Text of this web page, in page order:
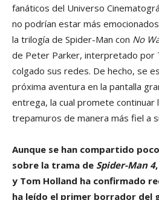
fanáticos del Universo
no podrían estar más
la trilogía de Spider-Man con No
de Peter Parker, interpretado por
colgado sus redes. De hecho, se
próxima aventura en la pantalla
entrega, la cual promete continuar
trepamuros de manera más fiel a
Aunque se han compartido
sobre la trama de Spider-Man 4
y Tom Holland ha confirmado
ha leído el primer borrador del